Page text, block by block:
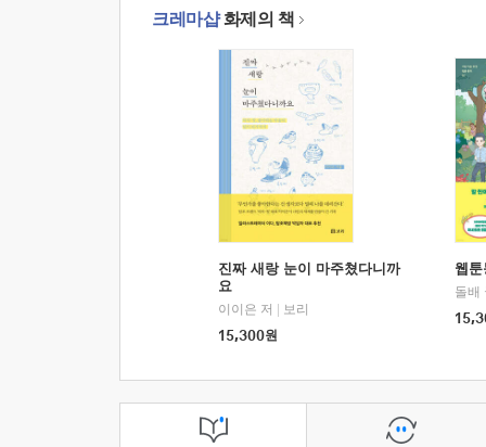
크레마샵화제의 책
진짜 새랑 눈이 마주쳤다니까
요
이이은 저
보리
15,300원
웹
돌배